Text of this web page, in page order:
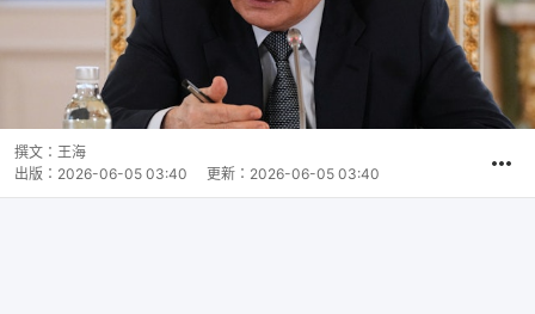
撰文： 王海
出版： 2026-06-05 03:40 更新： 2026-06-05 03:40